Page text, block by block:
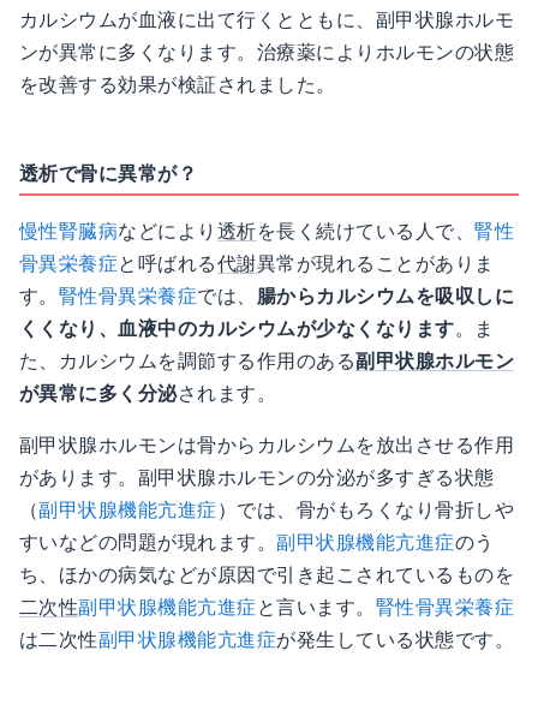
カルシウムが血液に出て行くとともに、副甲状腺ホルモ
ンが異常に多くなります。治療薬によりホルモンの状態
を改善する効果が検証されました。
透析で骨に異常が？
慢性腎臓病などにより 透析を長く続けている人で、腎性
骨異栄養症と呼ばれる代謝異常が現れることがありま
す。 腎性骨異栄養症では、 腸からカルシウムを吸収しに
くくなり、血液中のカルシウムが少なくなります。ま
た、カルシウムを調節する作用のある副甲状腺ホルモン
が異常に多く分泌されます。
副甲状腺ホルモンは骨からカルシウムを放出させる作用
があります。副甲状腺ホルモンの分泌が多すぎる状態
（副甲状腺機能亢進症 ）では、骨がもろくなり骨折しや
すいなどの問題が現れます。 副甲状腺機能亢進症のう
ち、ほかの病気などが原因で引き起こされているものを
二次性副甲状腺機能亢進症 と言います。 腎性骨異栄養症
は二次性副甲状腺機能亢進症が発生している状態です。